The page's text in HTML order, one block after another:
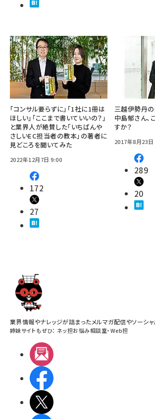
「コンサル要らずに」「1社に1冊は
ほしい」「ここまで書いていいの？」
と業界人が絶賛した「いちばんや
さしいEC担当者の教本」の著者に
見どころを聞いてみた
2022年12月7日 9:00
172
27
三越伊勢丹
中島郁さん、
すか？
2017年8月23
289
20
業界情報やナレッジが詰まったメルマガ配信やソーシャ
姉妹サイトもぜひ： ネッ担お悩み相談室・Web担